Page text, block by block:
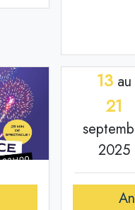
13 au
21
2025